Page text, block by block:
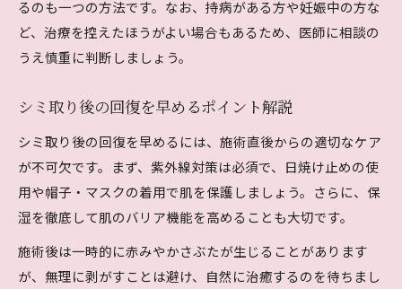
るのも一つの方法です。なお、持病がある方や妊娠中の方な
ど、治療を控えたほうがよい場合もあるため、医師に相談の
うえ慎重に判断しましょう。
シミ取り後の回復を早めるポイント解説
シミ取り後の回復を早めるには、施術直後からの適切なケア
が不可欠です。まず、紫外線対策は必須で、日焼け止めの使
用や帽子・マスクの着用で肌を保護しましょう。さらに、保
湿を徹底して肌のバリア機能を高めることも大切です。
施術後は一時的に赤みやかさぶたが生じることがあります
が、無理に剥がすことは避け、自然に治癒するのを待ちまし